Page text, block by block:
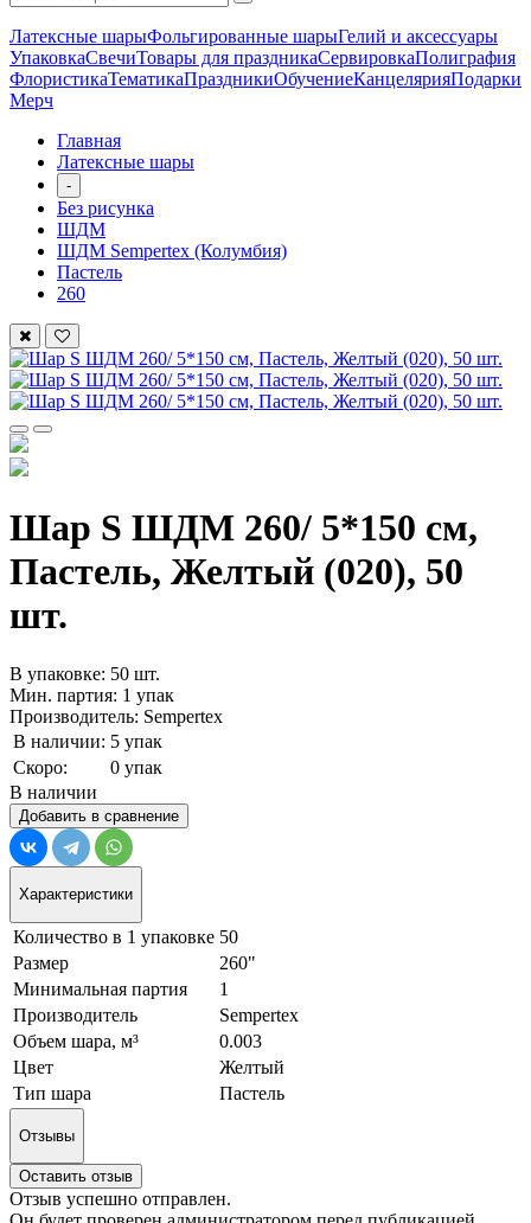
Латексные шарыФольгированные шарыГелий и аксессуары
УпаковкаСвечиТовары для праздникаСервировкаПолиграфия
ФлористикаТематикаПраздникиОбучениеКанцелярияПодарки
Мерч
Главная
Латексные шары
-
Без рисунка
ШДМ
ШДМ Sempertex (Колумбия)
Пастель
260
Шар S ШДМ 260/ 5*150 см,
Пастель, Желтый (020), 50
шт.
В упаковке: 50 шт.
Мин. партия: 1 упак
Производитель: Sempertex
В наличии: 5 упак
Скоро:
0 упак
В наличии
Добавить в сравнение
Характеристики
Количество в 1 упаковке 50
Размер
260"
Минимальная партия
1
Производитель
Sempertex
Объем шара, м³
0.003
Цвет
Желтый
Тип шара
Пастель
Отзывы
Оставить отзыв
Отзыв успешно отправлен.